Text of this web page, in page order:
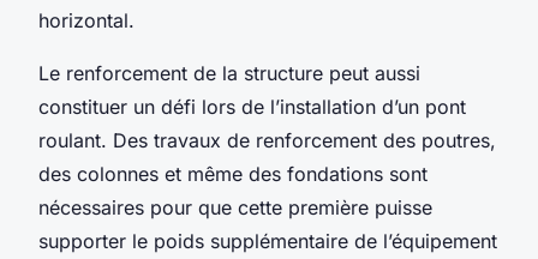
horizontal.
Le renforcement de la structure peut aussi
constituer un défi lors de l’installation d’un pont
roulant. Des travaux de renforcement des poutres,
des colonnes et même des fondations sont
nécessaires pour que cette première puisse
supporter le poids supplémentaire de l’équipement